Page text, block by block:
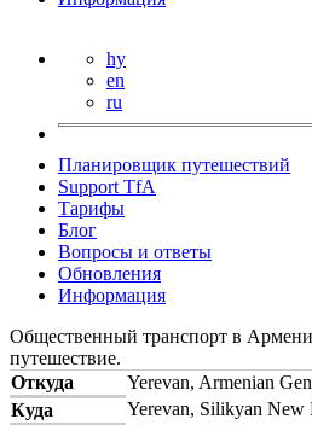
hy
en
ru
Планировщик путешествий
Support TfA
Тарифы
Блог
Вопросы и ответы
Обновления
Информация
Общественный транспорт в
путешествие.
Откуда
Yerevan, Armenian
Куда
Yerevan, Silikyan New